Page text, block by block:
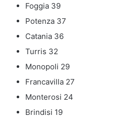
Foggia 39
Potenza 37
Catania 36
Turris 32
Monopoli 29
Francavilla 27
Monterosi 24
Brindisi 19